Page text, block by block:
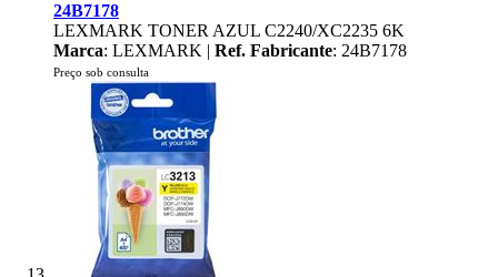
24B7178
LEXMARK TONER AZUL C2240/XC2235 6K
Marca: LEXMARK | Ref. Fabricante: 24B7178
Preço sob consulta